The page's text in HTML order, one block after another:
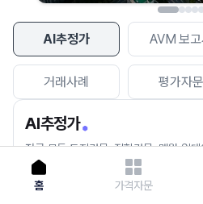
AI추정가 AVM 보고
거래사례 평가자문
AI추정가
전국 모든 토지건물, 집합건물, 매월 업
세요.
홈 가격자문